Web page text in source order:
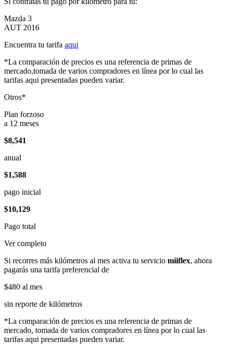
Mazda 3
AUT 2016
Encuentra tu tarifa aqui
*La comparación de precios es una referencia de primas de
mercado,tomada de varios compradores en línea por lo cual las
tarifas aqui presentadas pueden variar.
Otros*
Plan forzoso
a 12 meses
$8,541
anual
$1,588
pago inicial
$10,129
Pago total
Ver completo
Si recorres más kilómetros al mes activa tu servicio miiflex, ahora
pagarás una tarifa preferencial de
$480 al mes
sin reporte de kilómetros
*La comparación de precios es una referencia de primas de
mercado, tomada de varios compradores en línea por lo cual las
tarifas aqui presentadas pueden variar.